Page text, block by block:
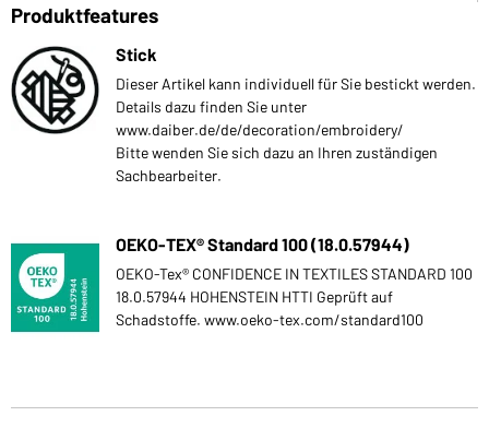
Produktfeatures
Stick
Dieser Artikel kann individuell für Sie bestickt werden.
Details dazu finden Sie unter
www.daiber.de/de/decoration/embroidery/
Bitte wenden Sie sich dazu an Ihren zuständigen
Sachbearbeiter.
OEKO-TEX® Standard 100 (18.0.57944)
OEKO-Tex® CONFIDENCE IN TEXTILES STANDARD 100
18.0.57944 HOHENSTEIN HTTI Geprüft auf
Schadstoffe. www.oeko-tex.com/standard100